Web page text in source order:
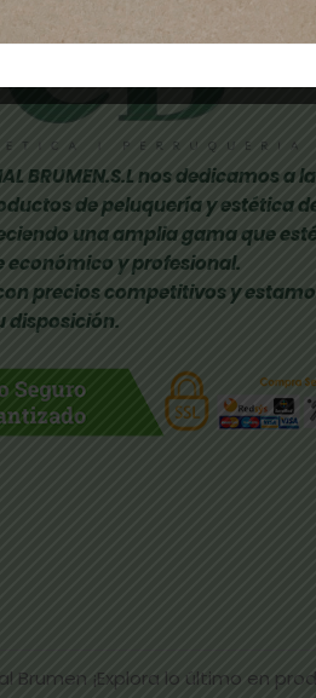
BRUMEN.S.L nos dedicamos a la
de peluquería y estética
una amplia gama que
económico y profesional.
precios competitivos y
disposición.
Brumen ¡Explora lo último en